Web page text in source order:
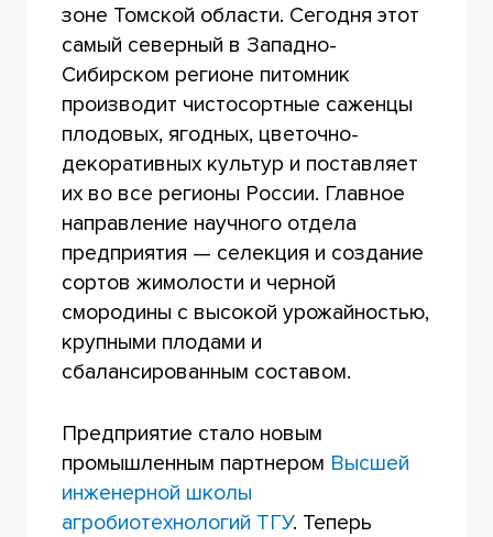
зоне Томской области. Сегодня этот
самый северный в Западно-
Сибирском регионе питомник
производит чистосортные саженцы
плодовых, ягодных, цветочно-
декоративных культур и поставляет
их во все регионы России. Главное
направление научного отдела
предприятия — селекция и создание
сортов жимолости и черной
смородины с высокой урожайностью,
крупными плодами и
сбалансированным составом.
Предприятие стало новым
промышленным партнером Высшей
инженерной школы
агробиотехнологий ТГУ. Теперь